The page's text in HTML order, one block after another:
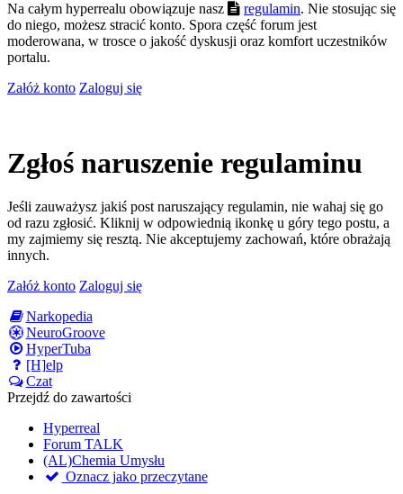
Na całym hyperrealu obowiązuje nasz regulamin. Nie stosując się
do niego, możesz stracić konto. Spora część forum jest
moderowana, w trosce o jakość dyskusji oraz komfort uczestników
portalu.
Załóż konto Zaloguj się
Zgłoś naruszenie regulaminu
Jeśli zauważysz jakiś post naruszający regulamin, nie wahaj się go
od razu zgłosić. Kliknij w odpowiednią ikonkę u góry tego postu, a
my zajmiemy się resztą. Nie akceptujemy zachowań, które obrażają
innych.
Załóż konto Zaloguj się
Narkopedia
NeuroGroove
HyperTuba
[H]elp
Czat
Przejdź do zawartości
Hyperreal
Forum TALK
(AL)Chemia Umysłu
Oznacz jako przeczytane